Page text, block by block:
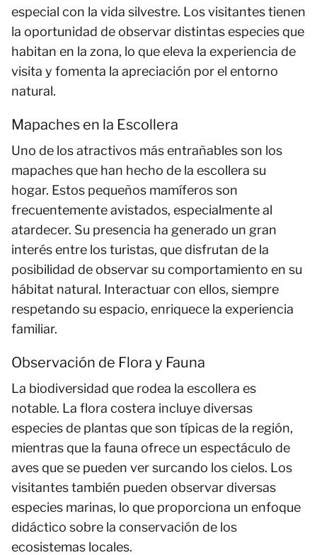
especial con la vida silvestre. Los visitantes tienen
la oportunidad de observar distintas especies que
habitan en la zona, lo que eleva la experiencia de
visita y fomenta la apreciación por el entorno
natural.
Mapaches en la Escollera
Uno de los atractivos más entrañables son los
mapaches que han hecho de la escollera su
hogar. Estos pequeños mamíferos son
frecuentemente avistados, especialmente al
atardecer. Su presencia ha generado un gran
interés entre los turistas, que disfrutan de la
posibilidad de observar su comportamiento en su
hábitat natural. Interactuar con ellos, siempre
respetando su espacio, enriquece la experiencia
familiar.
Observación de Flora y Fauna
La biodiversidad que rodea la escollera es
notable. La flora costera incluye diversas
especies de plantas que son típicas de la región,
mientras que la fauna ofrece un espectáculo de
aves que se pueden ver surcando los cielos. Los
visitantes también pueden observar diversas
especies marinas, lo que proporciona un enfoque
didáctico sobre la conservación de los
ecosistemas locales.